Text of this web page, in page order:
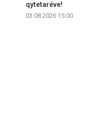
qytetarëve!
03.08.2026 15:00